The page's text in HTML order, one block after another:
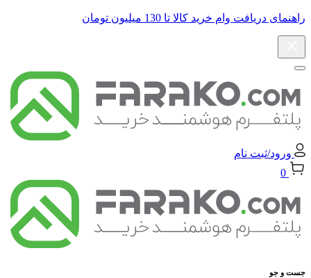
راهنمای دریافت وام خرید کالا تا 130 میلیون تومان
ورود/ثبت نام
0
جست و جو